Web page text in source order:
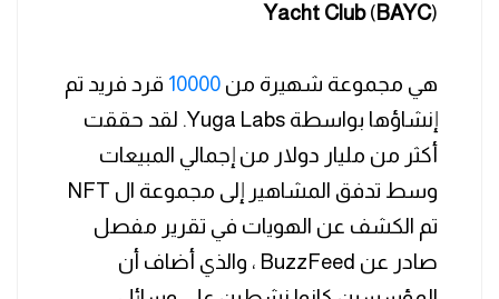
Yacht Club(BAYC)
هي مجموعة شهيرة من 10000 قرد فريد تم
إنشاؤها بواسطة Yuga Labs. لقد حققت
أكثر من مليار دولار من إجمالي المبيعات
وسط تدفق المشاهير إلى مجموعة ال NFT
تم الكشف عن الهويات في تقرير مفصل
صادر عن BuzzFeed ، والذي أضاف أن